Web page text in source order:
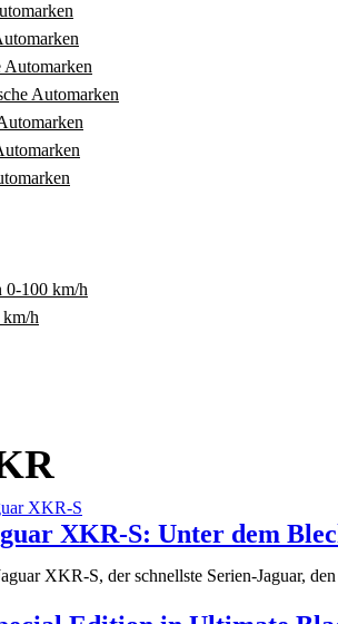
Automarken
Automarken
0-100 km/h
h
XKR-S: Unter dem
XKR-S, der schnellste Serien-Jaguar,